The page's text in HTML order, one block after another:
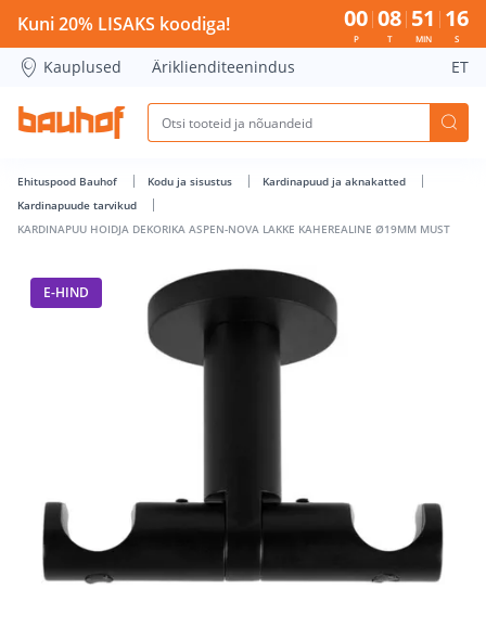
KARDINAPUU HOIDJA DEKORIKA ASPEN-NOVA LAKKE
Kuni 20% LISAKS koodiga! 00
P
08
T
51
MIN
16
S
Kauplused Äriklienditeenindus ET
Ehituspood Bauhof Kodu ja sisustus
Kardinapuud ja aknakatted
Kardinapuude tarvikud
KARDINAPUU HOIDJA DEKORIKA ASPEN-NOVA LAKKE KAHEREALINE Ø19MM MUST
E-HIND